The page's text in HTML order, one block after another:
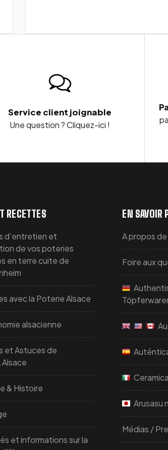
Service client joignable
Une question ? Cliquez-ici !
RECETTES
d’entretien et
de vos poteries
en terre cuite de
avec la Poterie Alsace
alsacienne
et Astuces de
& Histoire
et informations sur la
EN SAVOIR
A propos
Foire aux
Arusasu
Médias /